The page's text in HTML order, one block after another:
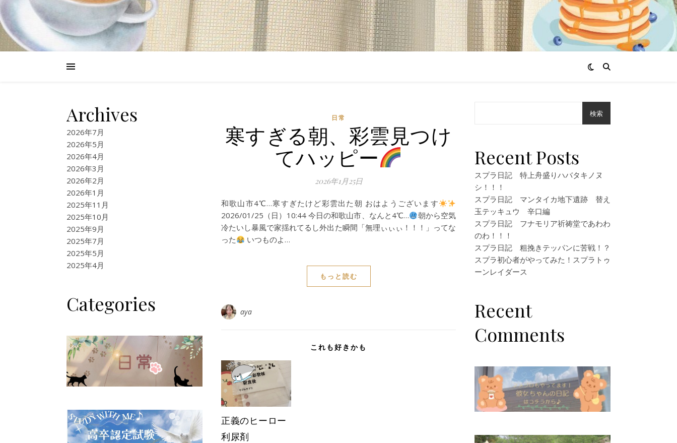
Archives
2026年7月
2026年5月
2026年4月
2026年3月
2026年2月
2026年1月
2025年11月
2025年10月
2025年9月
2025年7月
2025年5月
2025年4月
Categories
日常
寒すぎる朝、彩雲見つけ
てハッピー
2026年1月25日
和歌山市4℃…寒すぎたけど彩雲出た朝 おはようございます
2026/01/25（日）10:44 今日の和歌山市、なんと4℃…
朝から空気
冷たいし暴風で家揺れてるし外出た瞬間「無理ぃぃぃ！！！」ってな
った
いつものよ…
もっと読む
aya
これも好きかも
正義のヒーロー
利尿剤
検索
Recent Posts
スプラ日記 特上舟盛りハバタキノヌ
シ！！！
スプラ日記 マンタイカ地下遺跡 替え
玉テッキュウ 辛口編
スプラ日記 フナモリア祈祷堂であわわ
のわ！！！
スプラ日記 粗挽きテッパンに苦戦！？
スプラ初心者がやってみた！スプラトゥ
ーンレイダース
Recent
Comments